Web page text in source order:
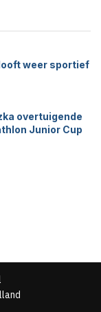
weer sportief
overtuigende
Junior Cup